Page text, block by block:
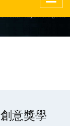
意獎學